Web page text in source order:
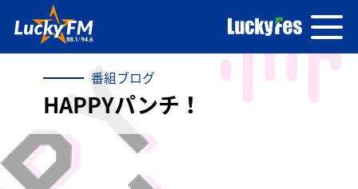
番組ブログ
HAPPYパンチ！